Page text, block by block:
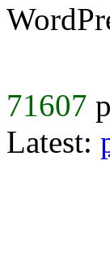
71607
Latest: